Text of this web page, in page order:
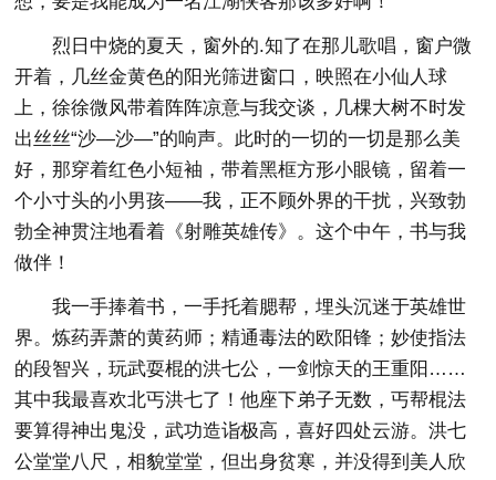
烈日中烧的夏天，窗外的.知了在那儿歌唱，窗户微
开着，几丝金黄色的阳光筛进窗口，映照在小仙人球
上，徐徐微风带着阵阵凉意与我交谈，几棵大树不时发
出丝丝“沙—沙—”的响声。此时的一切的一切是那么美
好，那穿着红色小短袖，带着黑框方形小眼镜，留着一
个小寸头的小男孩——我，正不顾外界的干扰，兴致勃
勃全神贯注地看着《射雕英雄传》。这个中午，书与我
做伴！
我一手捧着书，一手托着腮帮，埋头沉迷于英雄世
界。炼药弄萧的黄药师；精通毒法的欧阳锋；妙使指法
的段智兴，玩武耍棍的洪七公，一剑惊天的王重阳……
其中我最喜欢北丐洪七了！他座下弟子无数，丐帮棍法
要算得神出鬼没，武功造诣极高，喜好四处云游。洪七
公堂堂八尺，相貌堂堂，但出身贫寒，并没得到美人欣